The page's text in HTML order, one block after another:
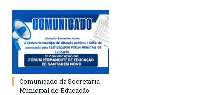
Comunicado da Secretaria
Municipal de Educação